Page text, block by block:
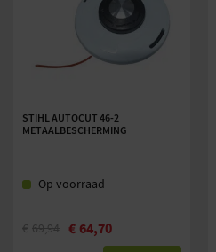
STIHL AUTOCUT 46-2
METAALBESCHERMING
Op voorraad
€ 69,94 € 64,70